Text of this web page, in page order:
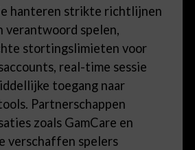
hanteren strikte richtlijnen
verantwoord spelen,
stortingslimieten voor
real-time sessie
toegang naar
Partnerschappen
zoals GamCare en
verschaffen spelers